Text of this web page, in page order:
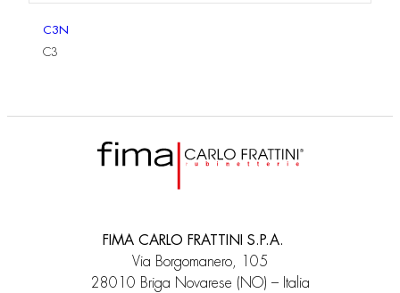
C3N
C3
FIMA CARLO FRATTINI S.P.A.
Via Borgomanero, 105
28010 Briga Novarese (NO) – Italia